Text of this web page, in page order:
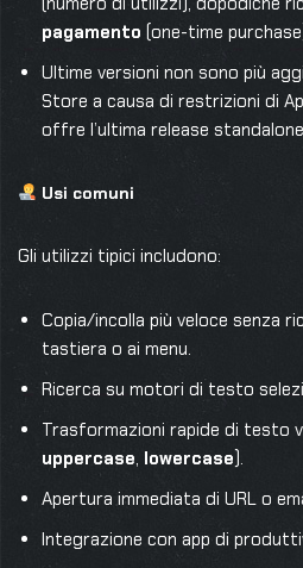
pagamento (one-time
Ultime versioni non sono più
Store a causa di restrizioni di
offre l’ultima release standalone
Usi comuni
Gli utilizzi tipici includono:
Copia/incolla più veloce senza
tastiera o ai menu.
Ricerca su motori di testo
Trasformazioni rapide di testo
uppercase, lowercase).
Apertura immediata di URL o
Integrazione con app di